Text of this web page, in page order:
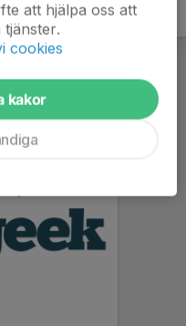
att hjälpa oss att
cookies
kakor